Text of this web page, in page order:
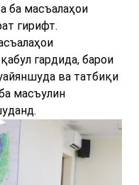
ба масъалаҳои
гирифт.
гардида, барои
ва татбиқи
масъулин